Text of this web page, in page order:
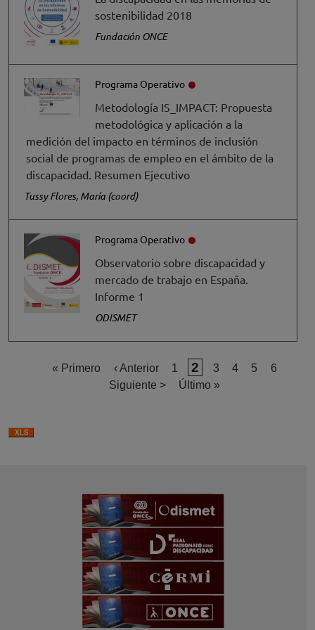
sostenibilidad 2018
Fundación ONCE
Programa Operativo
Metodología IS_IMPACT: Propuesta
metodológica y aplicación a la
medición del impacto en términos de inclusión
social de programas de empleo en el ámbito de la
discapacidad. Resumen Ejecutivo
Tussy Flores, María (coord)
Programa Operativo
Observatorio sobre discapacidad y
mercado de trabajo en España.
Informe 1
ODISMET
Paginación
Primera página
« Primero Página anterior
‹ Anterior Página
1 Página actual
2 Página
3 Página
4 Página
5 Página
6
Siguiente página
Siguiente > Última página
Último »